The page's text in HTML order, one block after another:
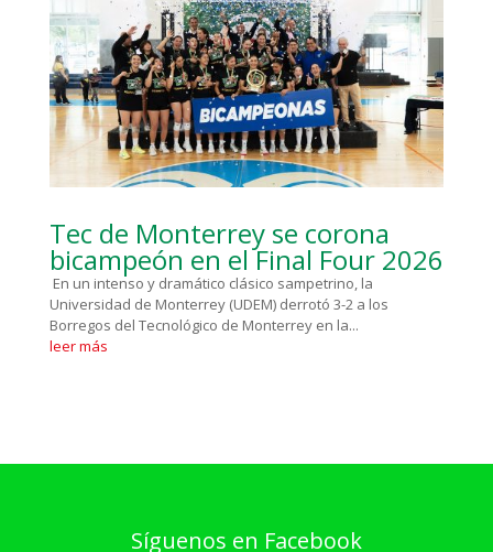
Tec de Monterrey se corona
bicampeón en el Final Four 2026
En un intenso y dramático clásico sampetrino, la
Universidad de Monterrey (UDEM) derrotó 3-2 a los
Borregos del Tecnológico de Monterrey en la...
leer más
Síguenos en Facebook